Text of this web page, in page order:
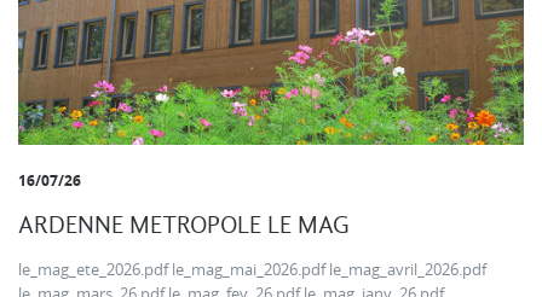
16/07/26
ARDENNE METROPOLE LE MAG
le_mag_ete_2026.pdf le_mag_mai_2026.pdf le_mag_avril_2026.pdf